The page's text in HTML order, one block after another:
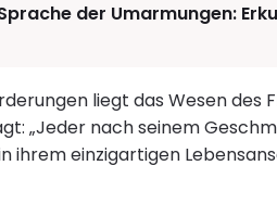
der Umarmungen:
liegt das Wesen des
„Jeder nach seinem
ihrem einzigartigen